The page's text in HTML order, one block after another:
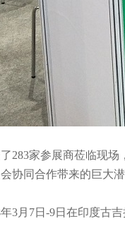
283家参展商莅临现场
协同合作带来的巨大
3月7日-9日在印度古